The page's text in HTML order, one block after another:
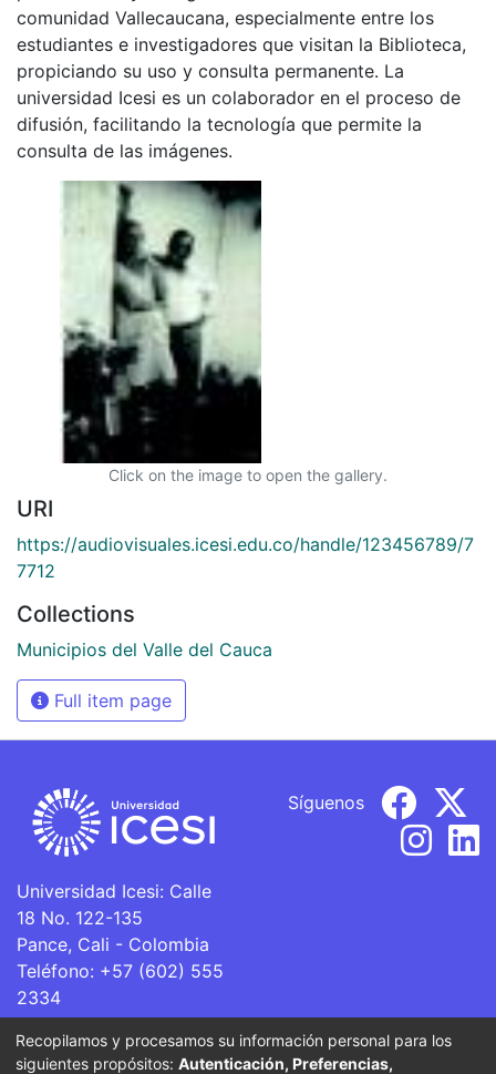
comunidad Vallecaucana, especialmente entre los
estudiantes e investigadores que visitan la Biblioteca,
propiciando su uso y consulta permanente. La
universidad Icesi es un colaborador en el proceso de
difusión, facilitando la tecnología que permite la
consulta de las imágenes.
Click on the image to open the gallery.
URI
https://audiovisuales.icesi.edu.co/handle/123456789/7
7712
Collections
Municipios del Valle del Cauca
Full item page
Universidad Icesi: Calle
18 No. 122-135
Pance, Cali - Colombia
Teléfono: +57 (602) 555
2334
ventanillaunica@icesi.edu.co
Síguenos
Recopilamos y procesamos su información personal para los
siguientes propósitos: Autenticación, Preferencias,